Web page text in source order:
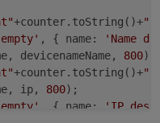
+counter.toString()+
, { name:
'Name
devicenameName,
800);
+counter.toString()+
ip,
800);
, { name:
'IP des